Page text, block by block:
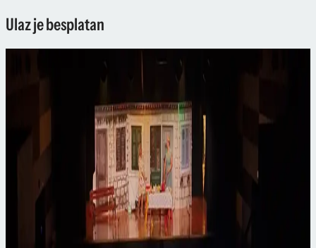
Ulaz je besplatan